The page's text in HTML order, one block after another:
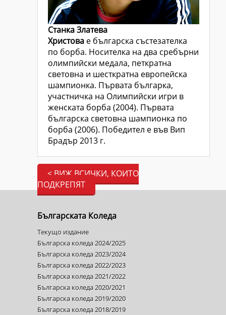
Станка Златева
Христова е българска състезателка
по борба. Носителка на два сребърни
олимпийски медала, петкратна
световна и шесткратна европейска
шампионка. Първата българка,
участничка на Олимпийски игри в
женската борба (2004). Първата
българска световна шампионка по
борба (2006). Победител е във Вип
Брадър 2013 г.
< ВИЖ ВСИЧКИ, КОИТО
ПОДКРЕПЯТ
Българската Коледа
Текущо издание
Българска коледа 2024/2025
Българска коледа 2023/2024
Българска коледа 2022/2023
Българска коледа 2021/2022
Българска коледа 2020/2021
Българска коледа 2019/2020
Българска коледа 2018/2019